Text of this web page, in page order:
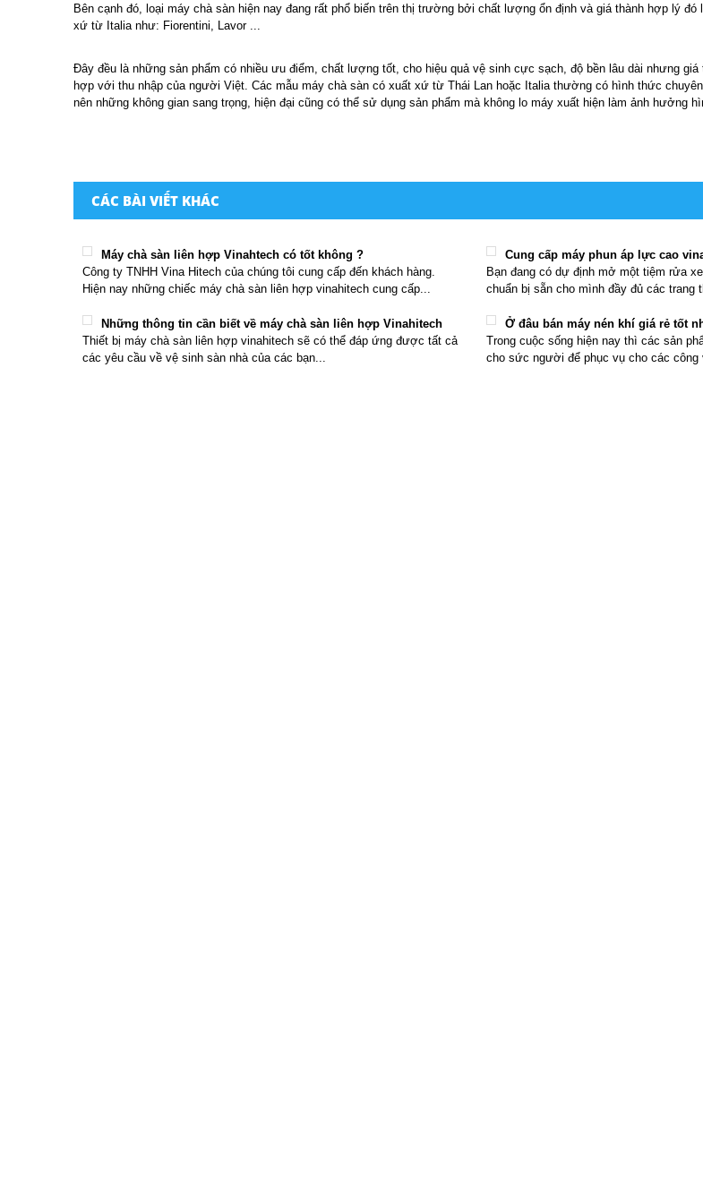
Bên cạnh đó, loại máy chà sàn hiện nay đang rất phổ biến trên thị trường bởi chất lượng ổn định và giá thành hợp lý đó
xứ từ Italia như: Fiorentini, Lavor ...
Đây đều là những sản phẩm có nhiều ưu điểm, chất lượng tốt, cho hiệu quả vệ sinh cực sạch, độ bền lâu dài nhưng giá
hợp với thu nhập của người Việt. Các mẫu máy chà sàn có xuất xứ từ Thái Lan hoặc Italia thường có hình thức
nên những không gian sang trọng, hiện đại cũng có thể sử dụng sản phẩm mà không lo máy xuất hiện làm ảnh hưởng
CÁC BÀI VIẾT KHÁC
Máy chà sàn liên hợp Vinahtech có tốt không ?
Công ty TNHH Vina Hitech của chúng tôi cung cấp đến khách hàng.
Hiện nay những chiếc máy chà sàn liên hợp vinahitech cung cấp...
Cung cấp máy phun áp lực cao
Bạn đang có dự định mở một tiệm rửa
chuẩn bị sẵn cho mình đầy đủ các trang
Những thông tin cần biết về máy chà sàn liên hợp Vinahitech
Thiết bị máy chà sàn liên hợp vinahitech sẽ có thể đáp ứng được tất cả
các yêu cầu về vệ sinh sàn nhà của các bạn...
Ở đâu bán máy nén khí giá rẻ tốt
Trong cuộc sống hiện nay thì các sản
cho sức người để phục vụ cho các công